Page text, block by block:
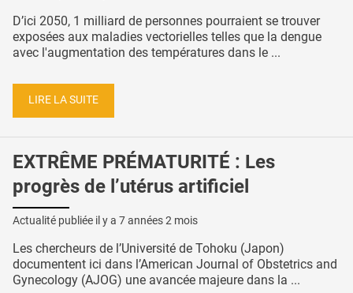
D’ici 2050, 1 milliard de personnes pourraient se trouver
exposées aux maladies vectorielles telles que la dengue
avec l'augmentation des températures dans le ...
LIRE LA SUITE
EXTRÊME PRÉMATURITÉ : Les
progrès de l’utérus artificiel
Actualité publiée il y a 7 années 2 mois
Les chercheurs de l’Université de Tohoku (Japon)
documentent ici dans l’American Journal of Obstetrics and
Gynecology (AJOG) une avancée majeure dans la ...